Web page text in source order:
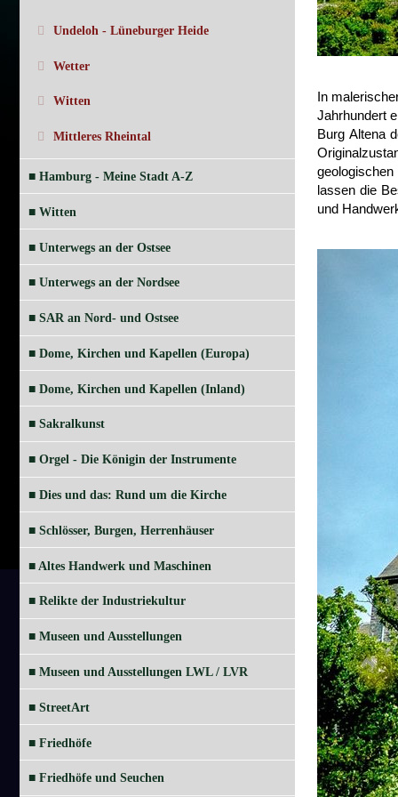
Undeloh - Lüneburger Heide
Wetter
Witten
Mittleres Rheintal
■ Hamburg - Meine Stadt A-Z
■ Witten
■ Unterwegs an der Ostsee
■ Unterwegs an der Nordsee
■ SAR an Nord- und Ostsee
■ Dome, Kirchen und Kapellen (Europa)
■ Dome, Kirchen und Kapellen (Inland)
■ Sakralkunst
■ Orgel - Die Königin der Instrumente
■ Dies und das: Rund um die Kirche
■ Schlösser, Burgen, Herrenhäuser
■ Altes Handwerk und Maschinen
■ Relikte der Industriekultur
■ Museen und Ausstellungen
■ Museen und Ausstellungen LWL / LVR
■ StreetArt
■ Friedhöfe
■ Friedhöfe und Seuchen
In
Jahrhundert
Burg Altena
lassen die
und